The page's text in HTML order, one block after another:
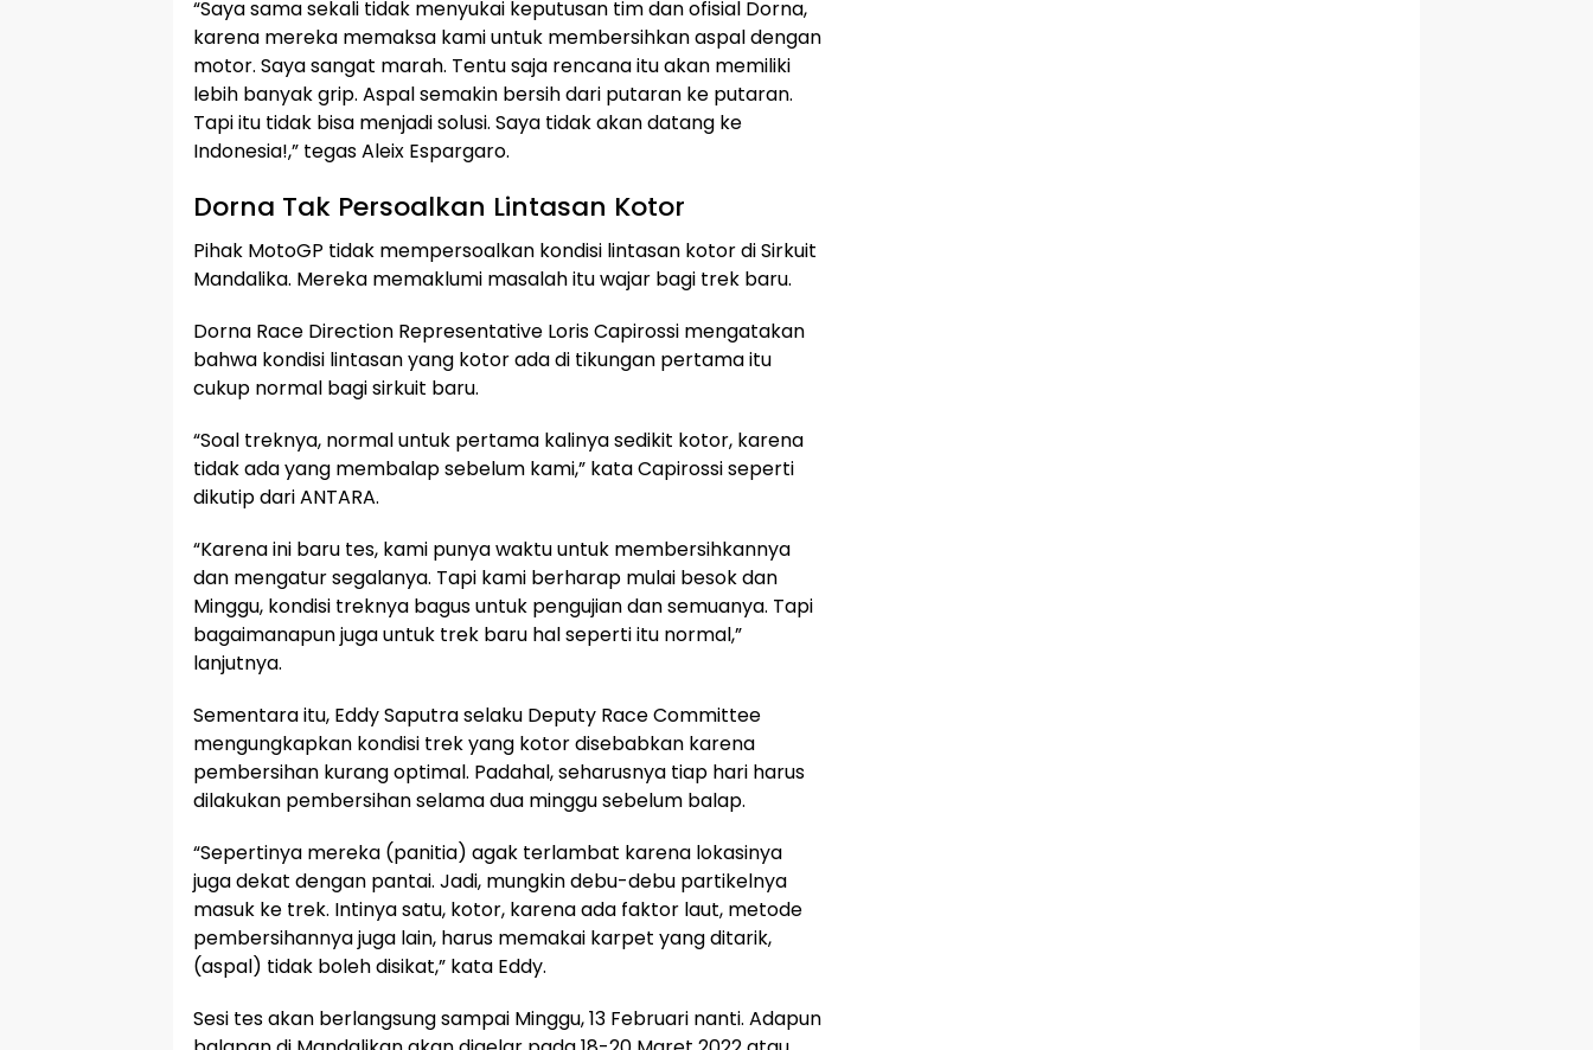
“Saya sama sekali tidak menyukai keputusan tim dan ofisial Dorna,
karena mereka memaksa kami untuk membersihkan aspal dengan
motor. Saya sangat marah. Tentu saja rencana itu akan memiliki
lebih banyak grip. Aspal semakin bersih dari putaran ke putaran.
Tapi itu tidak bisa menjadi solusi. Saya tidak akan datang ke
Indonesia!,” tegas Aleix Espargaro.
Dorna Tak Persoalkan Lintasan Kotor
Pihak MotoGP tidak mempersoalkan kondisi lintasan kotor di Sirkuit
Mandalika. Mereka memaklumi masalah itu wajar bagi trek baru.
Dorna Race Direction Representative Loris Capirossi mengatakan
bahwa kondisi lintasan yang kotor ada di tikungan pertama itu
cukup normal bagi sirkuit baru.
“Soal treknya, normal untuk pertama kalinya sedikit kotor, karena
tidak ada yang membalap sebelum kami,” kata Capirossi seperti
dikutip dari ANTARA.
“Karena ini baru tes, kami punya waktu untuk membersihkannya
dan mengatur segalanya. Tapi kami berharap mulai besok dan
Minggu, kondisi treknya bagus untuk pengujian dan semuanya. Tapi
bagaimanapun juga untuk trek baru hal seperti itu normal,”
lanjutnya.
Sementara itu, Eddy Saputra selaku Deputy Race Committee
mengungkapkan kondisi trek yang kotor disebabkan karena
pembersihan kurang optimal. Padahal, seharusnya tiap hari harus
dilakukan pembersihan selama dua minggu sebelum balap.
“Sepertinya mereka (panitia) agak terlambat karena lokasinya
juga dekat dengan pantai. Jadi, mungkin debu-debu partikelnya
masuk ke trek. Intinya satu, kotor, karena ada faktor laut, metode
pembersihannya juga lain, harus memakai karpet yang ditarik,
(aspal) tidak boleh disikat,” kata Eddy.
Sesi tes akan berlangsung sampai Minggu, 13 Februari nanti. Adapun